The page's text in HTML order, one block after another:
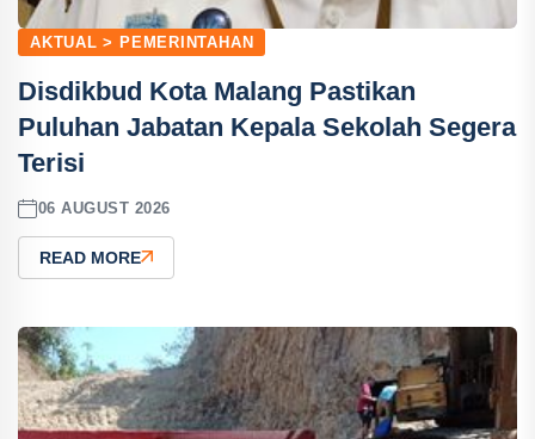
AKTUAL > PEMERINTAHAN
Disdikbud Kota Malang Pastikan
Puluhan Jabatan Kepala Sekolah Segera
Terisi
06 AUGUST 2026
READ MORE